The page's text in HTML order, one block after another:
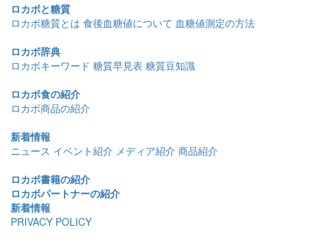
ロカボと糖質
ロカボ糖質とは 食後血糖値について 血糖値測定の方法
ロカボ辞典
ロカボキーワード 糖質早見表 糖質豆知識
ロカボ食の紹介
ロカボ商品の紹介
新着情報
ニュース イベント紹介 メディア紹介 商品紹介
ロカボ書籍の紹介
ロカボパートナーの紹介
新着情報
PRIVACY POLICY